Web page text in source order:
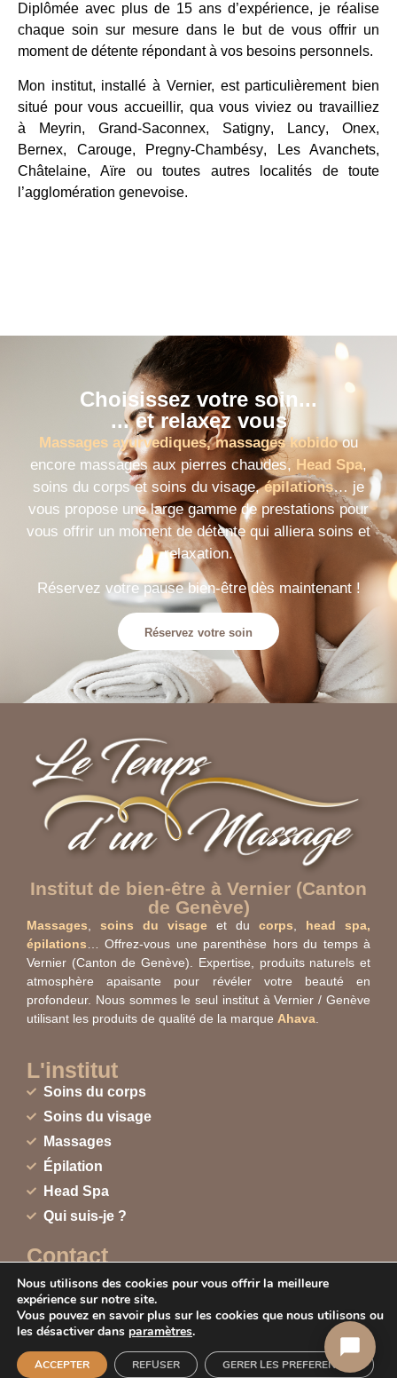
Diplômée avec plus de 15 ans d’expérience, je réalise
chaque soin sur mesure dans le but de vous offrir un
moment de détente répondant à vos besoins personnels.
Mon institut, installé à Vernier, est particulièrement bien
situé pour vous accueillir, qua vous viviez ou travailliez
à
Meyrin, Grand-Saconnex, Satigny, Lancy, Onex,
Bernex, Carouge, Pregny-Chambésy, Les Avanchets,
Châtelaine,Aïre ou toutes autres localités de toute
l’agglomération genevoise.
Choisissez votre soin...
... et relaxez vous
Massages ayurvediques, massages kobidoou
encore massages aux pierres chaudes, Head Spa,
soins du corps et soins du visage,épilations… je
vous propose une large gamme de prestations pour
vous offrir un moment de détente qui alliera soins et
relaxation.
Réservez votre pause bien-être dès maintenant !
Réservez votre soin
Institut de bien-être à Vernier (Canton
de Genève)
Massages, soins du visage et du corps, head spa,
épilations… Offrez-vous une parenthèse hors du temps à
Vernier (Canton de Genève). Expertise, produits naturels et
atmosphère apaisante pour révéler votre beauté en
profondeur. Nous sommes le seul institut à Vernier / Genève
utilisant les produits de qualité de la marque Ahava.
L'institut
Soins du corps
Soins du visage
Massages
Épilation
Head Spa
Qui suis-je ?
Contact
Formulaire de contact
078.253.37.17
Appelez-nous
078 253 37 17
Appeler maintenant
Nous utilisons des cookies pour vous offrir la meilleure
expérience sur notre site.
Vous pouvez en savoir plus sur les cookies que nous utilisons ou
les désactiver dans paramètres.
ACCEPTER REFUSER GERER LES PREFERENCES